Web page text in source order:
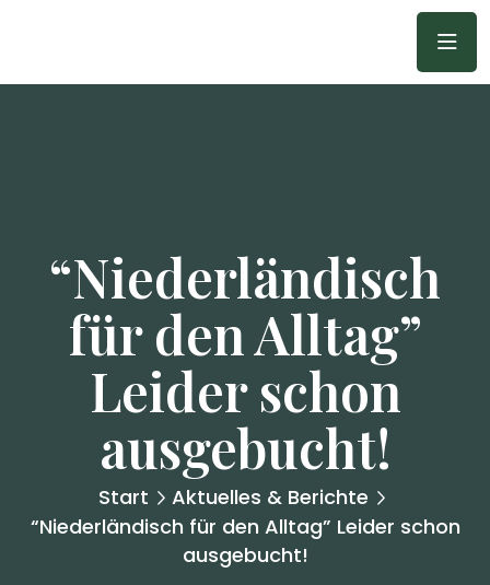
“Niederländisch
für den Alltag”
Leider schon
ausgebucht!
Start
Aktuelles & Berichte
“Niederländisch für den Alltag” Leider schon
ausgebucht!